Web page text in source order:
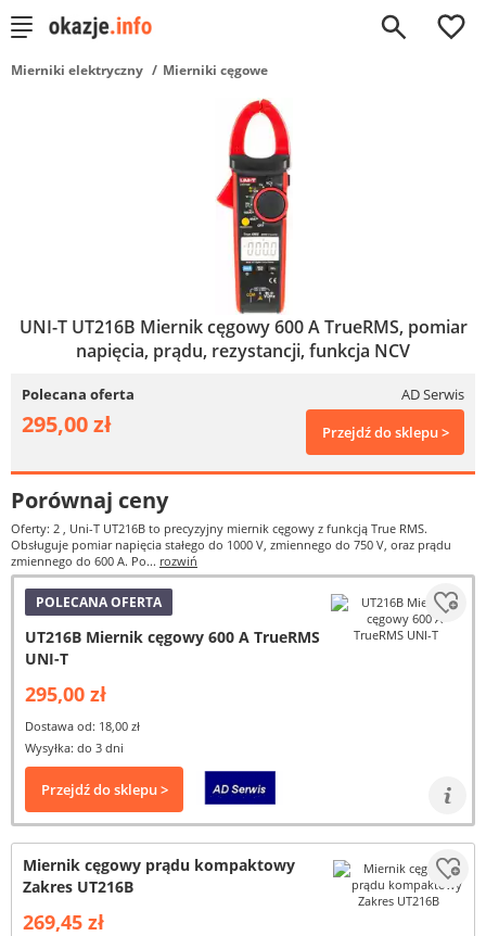
0
Mierniki elektryczny Mierniki cęgowe
UNI-T UT216B Miernik cęgowy 600 A TrueRMS, pomiar
napięcia, prądu, rezystancji, funkcja NCV
Polecana oferta AD Serwis
295,00 zł Przejdź do sklepu >
Porównaj ceny
Oferty: 2 , Uni-T UT216B to precyzyjny miernik cęgowy z funkcją True RMS.
Obsługuje pomiar napięcia stałego do 1000 V, zmiennego do 750 V, oraz prądu
zmiennego do 600 A. Po... rozwiń
POLECANA OFERTA
UT216B Miernik cęgowy 600 A TrueRMS
UNI-T
295,00 zł
Dostawa od: 18,00 zł
Wysyłka: do 3 dni
Przejdź do sklepu >
Miernik cęgowy prądu kompaktowy
Zakres UT216B
269,45 zł